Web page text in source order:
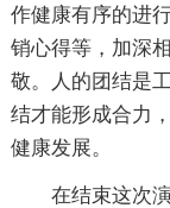
作健康有序的进
销心得等，加深
敬。人的团结是
结才能形成合力
健康发展。
在结束这次演